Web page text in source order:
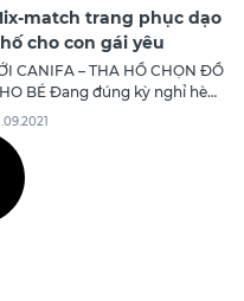
match trang phục dạo
cho con gái yêu
CANIFA – THA HỒ CHỌN ĐỒ
BÉ Đang đúng kỳ nghỉ hè
bạn muốn dành thật nhiều
gian bên con, cùng con đi
dạo phố và chắc chắn
thể bỏ qua việc shopping
bé vài bộ đồ mới.